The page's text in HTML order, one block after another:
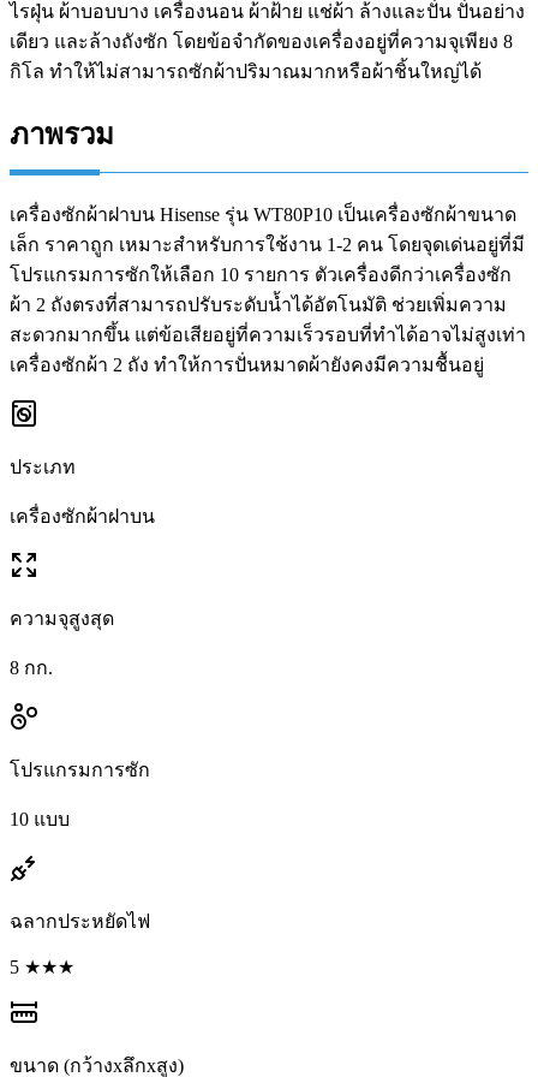
ไรฝุ่น ผ้าบอบบาง เครื่องนอน ผ้าฝ้าย แช่ผ้า ล้างและปั่น ปั่นอย่าง
เดียว และล้างถังซัก โดยข้อจำกัดของเครื่องอยู่ที่ความจุเพียง 8
กิโล ทำให้ไม่สามารถซักผ้าปริมาณมากหรือผ้าชิ้นใหญ่ได้
ภาพรวม
เครื่องซักผ้าฝาบน Hisense รุ่น WT80P10 เป็นเครื่องซักผ้าขนาด
เล็ก ราคาถูก เหมาะสำหรับการใช้งาน 1-2 คน โดยจุดเด่นอยู่ที่มี
โปรแกรมการซักให้เลือก 10 รายการ ตัวเครื่องดีกว่าเครื่องซัก
ผ้า 2 ถังตรงที่สามารถปรับระดับน้ำได้อัตโนมัติ ช่วยเพิ่มความ
สะดวกมากขึ้น แต่ข้อเสียอยู่ที่ความเร็วรอบที่ทำได้อาจไม่สูงเท่า
เครื่องซักผ้า 2 ถัง ทำให้การปั่นหมาดผ้ายังคงมีความชื้นอยู่
ประเภท
เครื่องซักผ้าฝาบน
ความจุสูงสุด
8 กก.
โปรแกรมการซัก
10 แบบ
ฉลากประหยัดไฟ
5 ★★★
ขนาด (กว้างxลึกxสูง)